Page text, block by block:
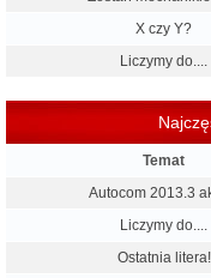
X czy Y?
Liczymy do....
Temat
Autocom 2013.3
Liczymy do....
Ostatnia litera!